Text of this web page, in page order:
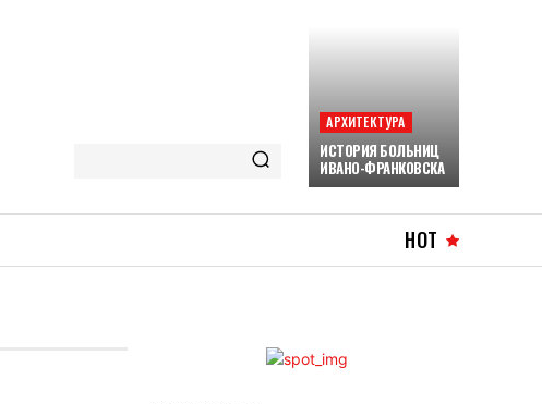
АРХИТЕКТУРА
ИСТОРИЯ БОЛЬНИЦ
ИВАНО-ФРАНКОВСКА
HOT